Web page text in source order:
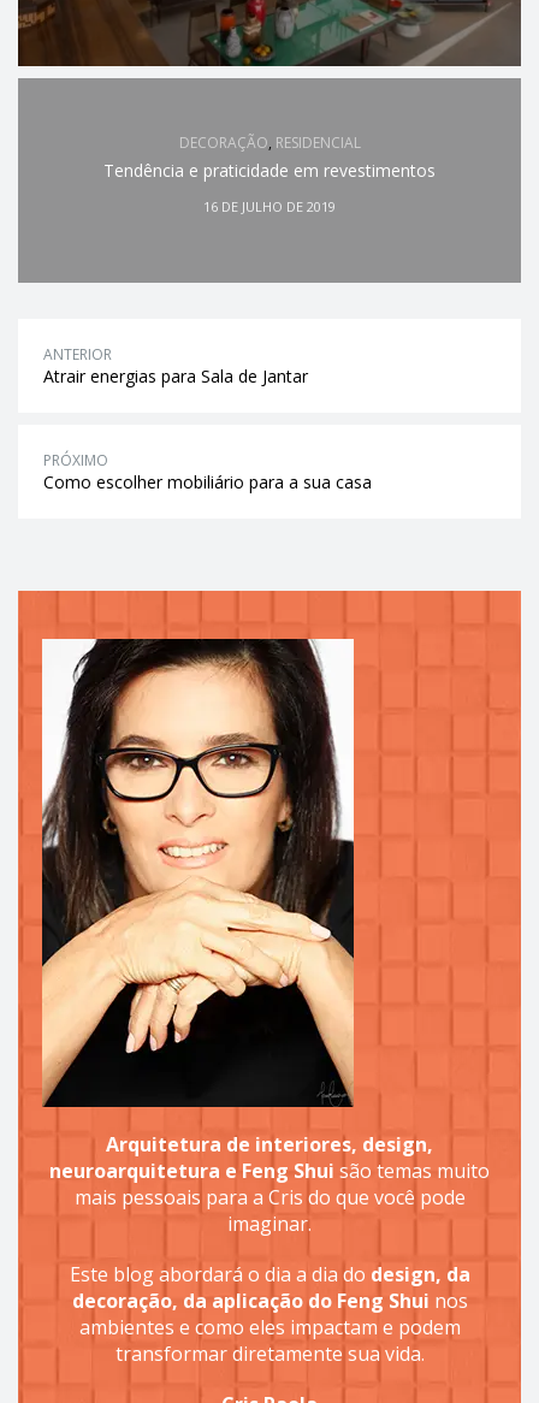
DECORAÇÃO, RESIDENCIAL
Tendência e praticidade em revestimentos
16 DE JULHO DE 2019
ANTERIOR
Atrair energias para Sala de Jantar
PRÓXIMO
Como escolher mobiliário para a sua casa
Arquitetura de interiores, design,
neuroarquitetura e Feng Shui são temas muito
mais pessoais para a Cris do que você pode
imaginar.
Este blog abordará o dia a dia do design, da
decoração, da aplicação do Feng Shui nos
ambientes e como eles impactam e podem
transformar diretamente sua vida.